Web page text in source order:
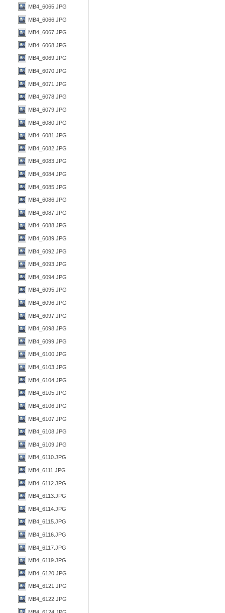
MB4_6065.JPG
MB4_6066.JPG
MB4_6067.JPG
MB4_6068.JPG
MB4_6069.JPG
MB4_6070.JPG
MB4_6071.JPG
MB4_6078.JPG
MB4_6079.JPG
MB4_6080.JPG
MB4_6081.JPG
MB4_6082.JPG
MB4_6083.JPG
MB4_6084.JPG
MB4_6085.JPG
MB4_6086.JPG
MB4_6087.JPG
MB4_6088.JPG
MB4_6089.JPG
MB4_6092.JPG
MB4_6093.JPG
MB4_6094.JPG
MB4_6095.JPG
MB4_6096.JPG
MB4_6097.JPG
MB4_6098.JPG
MB4_6099.JPG
MB4_6100.JPG
MB4_6103.JPG
MB4_6104.JPG
MB4_6105.JPG
MB4_6106.JPG
MB4_6107.JPG
MB4_6108.JPG
MB4_6109.JPG
MB4_6110.JPG
MB4_6111.JPG
MB4_6112.JPG
MB4_6113.JPG
MB4_6114.JPG
MB4_6115.JPG
MB4_6116.JPG
MB4_6117.JPG
MB4_6119.JPG
MB4_6120.JPG
MB4_6121.JPG
MB4_6122.JPG